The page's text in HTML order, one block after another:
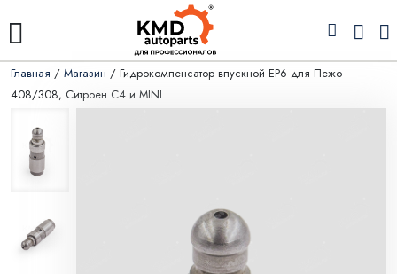
Главная / Магазин / Гидрокомпенсатор впускной ЕР6 для Пежо
408/308, Ситроен С4 и MINI